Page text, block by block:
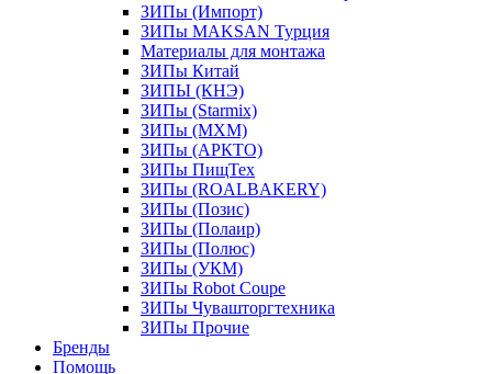
ЗИПы (Импорт)
ЗИПы MAKSAN Турция
Материалы для монтажа
ЗИПы Китай
ЗИПЫ (КНЭ)
ЗИПы (Starmix)
ЗИПы (МХМ)
ЗИПы (АРКТО)
ЗИПы ПищТех
ЗИПы (ROALBAKERY)
ЗИПы (Позис)
ЗИПы (Полаир)
ЗИПы (Полюс)
ЗИПы (УКМ)
ЗИПы Robot Coupe
ЗИПы Чувашторгтехника
ЗИПы Прочие
Бренды
Помощь